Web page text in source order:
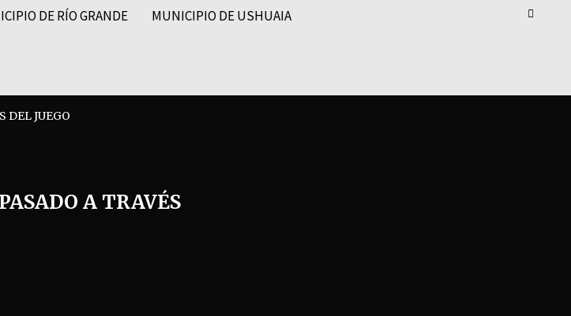
DE RÍO GRANDE MUNICIPIO DE USHUAIA
DEL JUEGO
A TRAVÉS